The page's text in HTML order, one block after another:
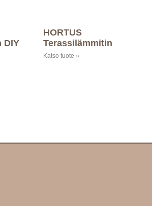
DIY
HORTUS
Terassilämmitin
Katso tuote »